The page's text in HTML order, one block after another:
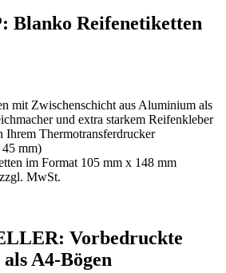
Blanko Reifenetiketten
mit Zwischenschicht aus Aluminium als
und extra starkem Reifenkleber
Ihrem Thermotransferdrucker
45 mm)
im Format 105 mm x 148 mm
MwSt.
Vorbedruckte
A4-Bögen